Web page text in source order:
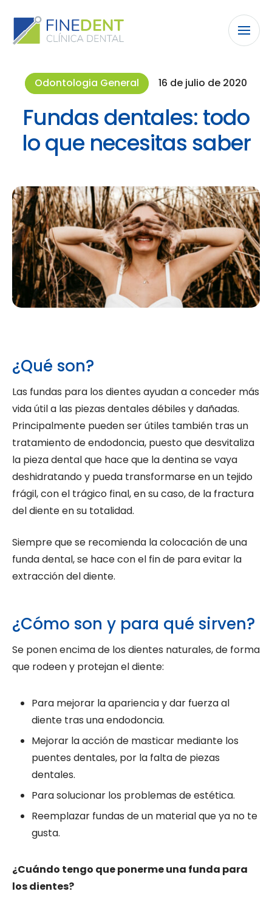
Odontologia General 16 de julio de 2020
Fundas dentales: todo
lo que necesitas saber
¿Qué son?
Las fundas para los dientes ayudan a conceder más
vida útil a las piezas dentales débiles y dañadas.
Principalmente pueden ser útiles también tras un
tratamiento de endodoncia, puesto que desvitaliza
la pieza dental que hace que la dentina se vaya
deshidratando y pueda transformarse en un tejido
frágil, con el trágico final, en su caso, de la fractura
del diente en su totalidad.
Siempre que se recomienda la colocación de una
funda dental, se hace con el fin de para evitar la
extracción del diente.
¿Cómo son y para qué sirven?
Se ponen encima de los dientes naturales, de forma
que rodeen y protejan el diente:
Para mejorar la apariencia y dar fuerza al
diente tras una endodoncia.
Mejorar la acción de masticar mediante los
puentes dentales, por la falta de piezas
dentales.
Para solucionar los problemas de estética.
Reemplazar fundas de un material que ya no te
gusta.
¿Cuándo tengo que ponerme una funda para
los dientes?